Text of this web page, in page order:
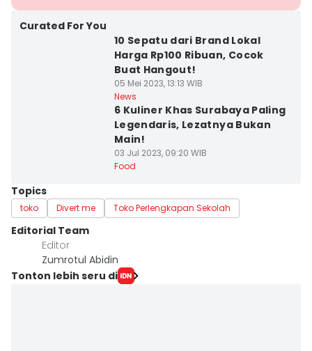
Curated For You
10 Sepatu dari Brand Lokal
Harga Rp100 Ribuan, Cocok
Buat Hangout!
05 Mei 2023, 13:13 WIB
News
6 Kuliner Khas Surabaya Paling
Legendaris, Lezatnya Bukan
Main!
03 Jul 2023, 09:20 WIB
Food
Topics
toko Divert me Toko Perlengkapan Sekolah
Editorial Team
Editor
Zumrotul Abidin
Tonton lebih seru di